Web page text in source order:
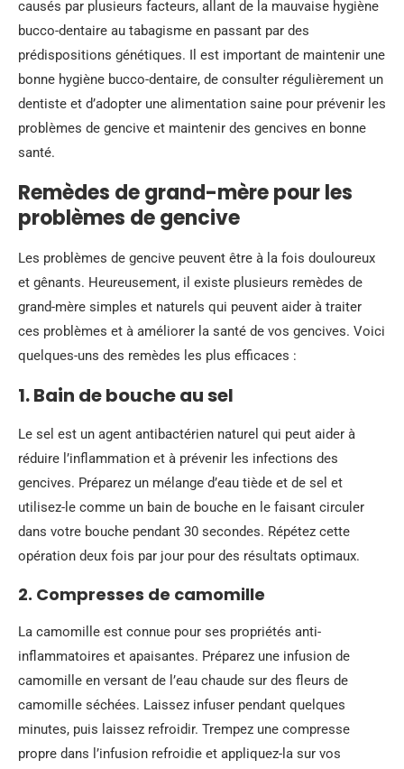
causés par plusieurs facteurs, allant de la mauvaise hygiène
bucco-dentaire au tabagisme en passant par des
prédispositions génétiques. Il est important de maintenir une
bonne hygiène bucco-dentaire, de consulter régulièrement un
dentiste et d’adopter une alimentation saine pour prévenir les
problèmes de gencive et maintenir des gencives en bonne
santé.
Remèdes de grand-mère pour les
problèmes de gencive
Les problèmes de gencive peuvent être à la fois douloureux
et gênants. Heureusement, il existe plusieurs remèdes de
grand-mère simples et naturels qui peuvent aider à traiter
ces problèmes et à améliorer la santé de vos gencives. Voici
quelques-uns des remèdes les plus efficaces :
1. Bain de bouche au sel
Le sel est un agent antibactérien naturel qui peut aider à
réduire l’inflammation et à prévenir les infections des
gencives. Préparez un mélange d’eau tiède et de sel et
utilisez-le comme un bain de bouche en le faisant circuler
dans votre bouche pendant 30 secondes. Répétez cette
opération deux fois par jour pour des résultats optimaux.
2. Compresses de camomille
La camomille est connue pour ses propriétés anti-
inflammatoires et apaisantes. Préparez une infusion de
camomille en versant de l’eau chaude sur des fleurs de
camomille séchées. Laissez infuser pendant quelques
minutes, puis laissez refroidir. Trempez une compresse
propre dans l’infusion refroidie et appliquez-la sur vos